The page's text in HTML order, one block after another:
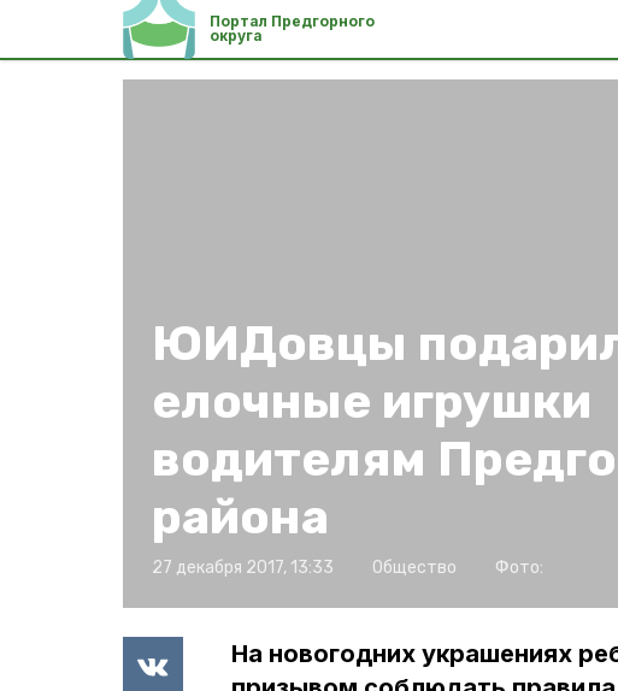
Портал Предгорного
округа
ЮИДовцы
елочные игрушки
водителям
района
27 декабря 2017, 13:33 Общество Фото:
На новогодних украшениях